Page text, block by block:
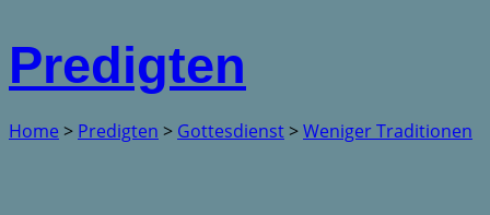
Predigten
Home > Predigten > Gottesdienst>Weniger Traditionen